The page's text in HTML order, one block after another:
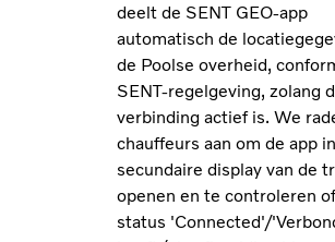
deelt de SENT GEO-app
automatisch de
de Poolse overheid,
SENT-regelgeving, zolang
verbinding actief is. We
chauffeurs aan om de app
secundaire display van de
openen en te controleren
status 'Connected'/